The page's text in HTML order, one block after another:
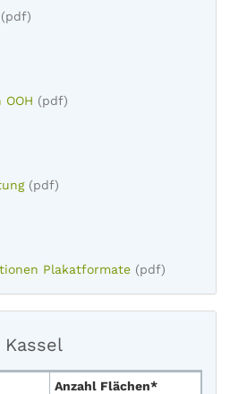
(pdf)
(pdf)
(pdf)
Plakatformate (pdf)
Anzahl Flächen*